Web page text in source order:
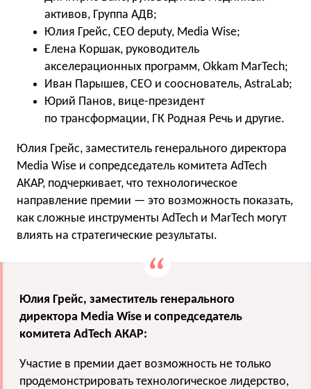
активов, Группа АДВ;
Юлия Грейс, CEO deputy, Media Wise;
Елена Коршак, руководитель
акселерационных программ, Okkam MarTech;
Иван Парышев, CEO и сооснователь, AstraLab;
Юрий Панов, вице-президент
по трансформации, ГК Родная Речь и другие.
Юлия Грейс, заместитель генерального директора
Media Wise и сопредседатель комитета AdTech
АКАР, подчеркивает, что технологическое
направление премии — это возможность показать,
как сложные инструменты AdTech и MarTech могут
влиять на стратегические результаты.
Юлия Грейс, заместитель генерального
директора Media Wise и сопредседатель
комитета AdTech АКАР:
Участие в премии дает возможность не только
продемонстрировать технологическое лидерство,